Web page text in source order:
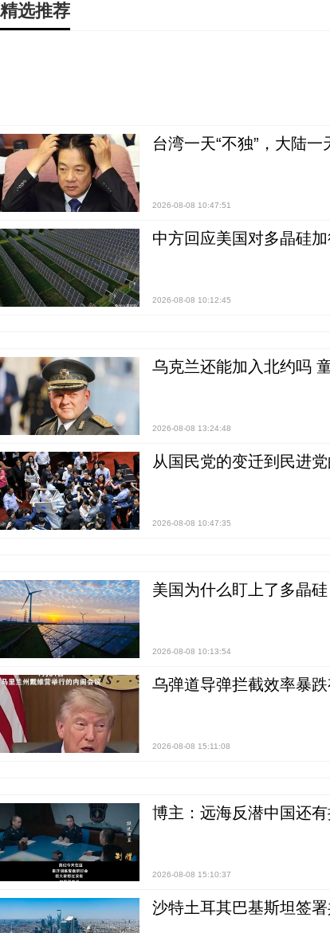
精选推荐
台湾一天“不独”，大陆
2026-08-08 10:47:51
中方回应美国对多晶硅
2026-08-08 10:12:45
乌克兰还能加入北约吗
2026-08-08 13:24:48
从国民党的变迁到民进
2026-08-08 10:47:35
美国为什么盯上了多晶
2026-08-08 10:13:54
乌弹道导弹拦截效率暴
2026-08-08 15:11:08
博主：远海反潜中国还
2026-08-08 15:10:37
沙特土耳其巴基斯坦签